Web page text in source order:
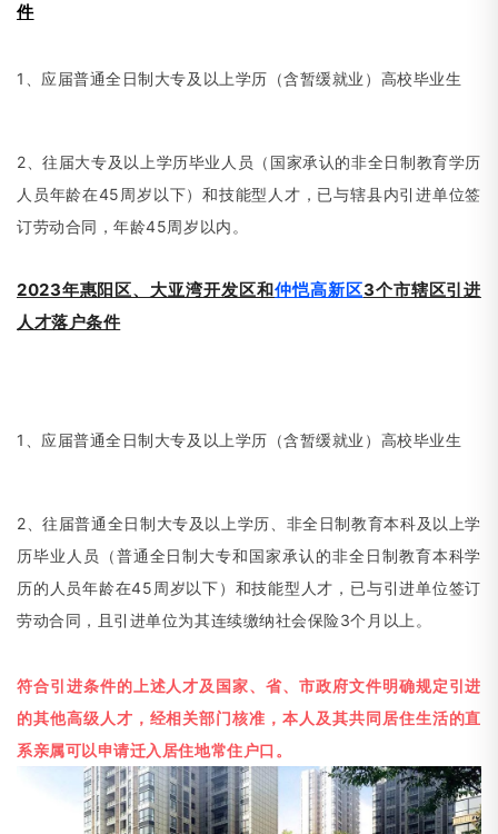
件
1、应届普通全日制大专及以上学历（含暂缓就业）高校毕业生
2、往届大专及以上学历毕业人员 （ 国家承认的非全日制教育学历
人员年龄在45周岁以下）和技能型人才，已与辖县内引进单位签
订劳动合同，年龄45周岁以内。
2023年惠阳区、大亚湾开发区和仲恺高新区3个市辖区引进
人才落户条件
1、应届普通全日制大专及以上学历 （含暂缓就业）高校毕业生
2、往届普通全日制大专及以上学历、非全日制教育本科及以上学
历毕业人员
（普通全日制大专和国家承认的非全日制教育本科学
历的人员年龄在45周岁以下）和技能型人才，已与引进单位签订
劳动合同，且引进单位为其连续缴纳社会保险3个月以上。
符合引进条件的上述人才及国家、省、市政府文件明确规定引进
的其他高级人才，经相关部门核准，本人及其共同居住生活的直
系亲属可以申请迁入居住地常住户口。